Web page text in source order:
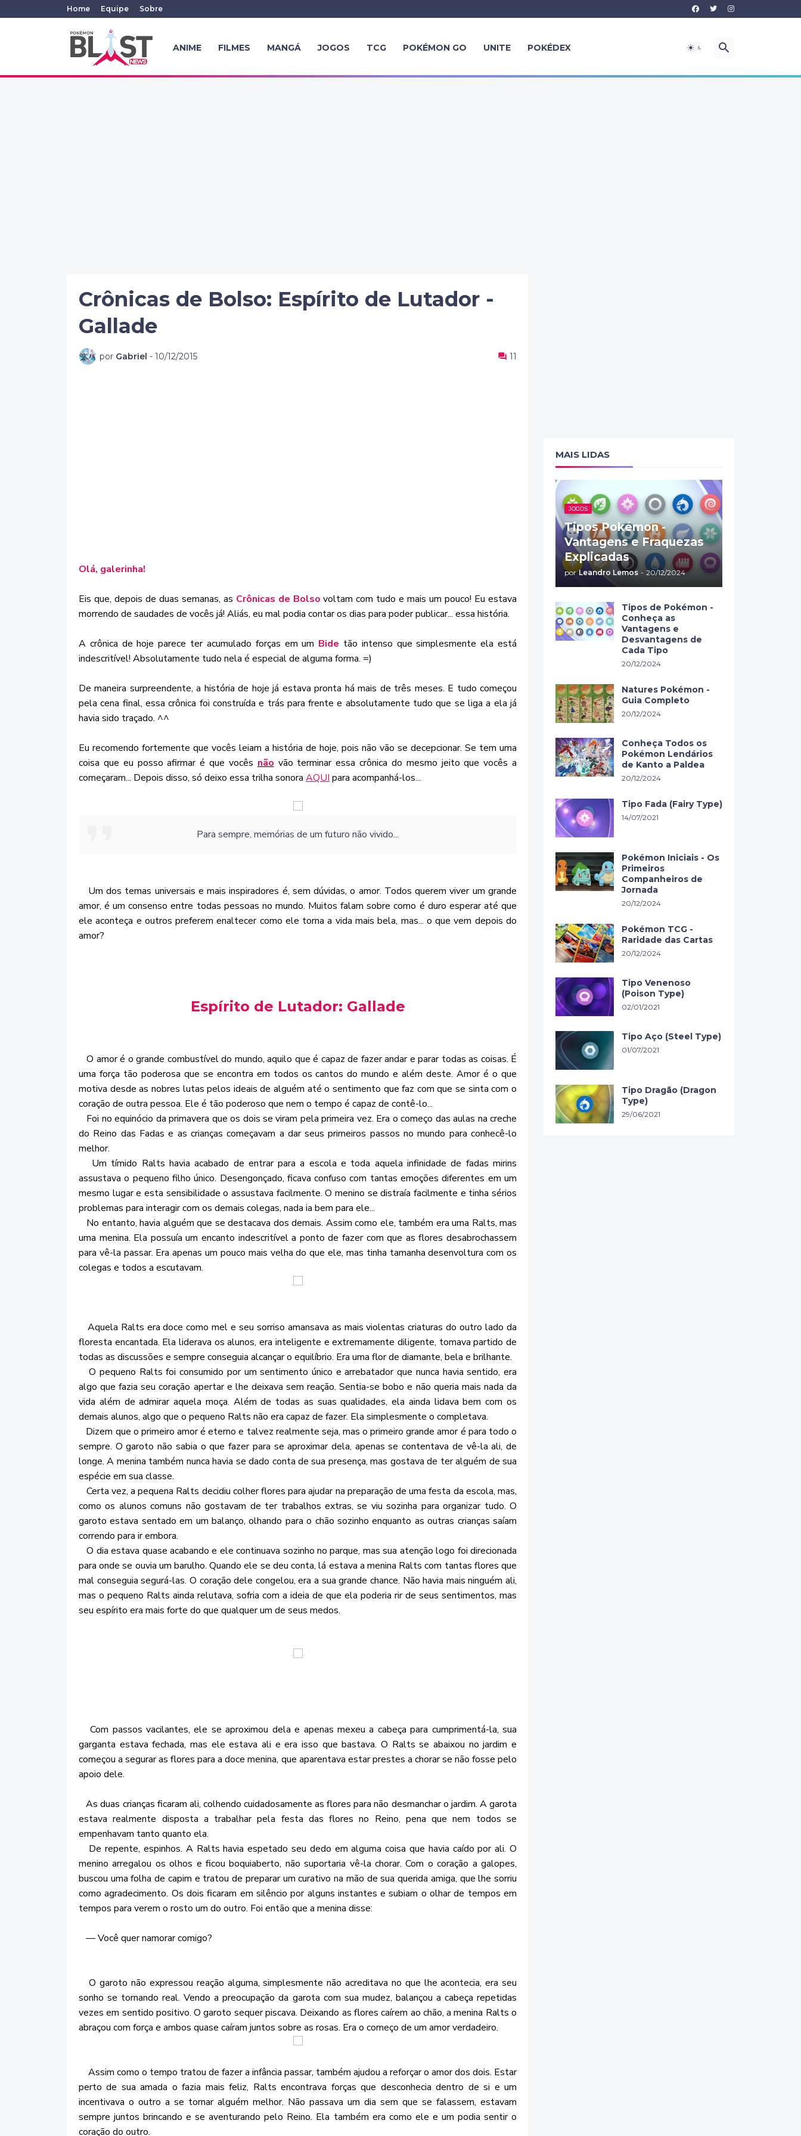
Home Equipe Sobre
ANIME FILMES MANGÁ JOGOS TCG POKÉMON GO UNITE POKÉDEX
Crônicas de Bolso: Espírito de Lutador -
Gallade
por Gabriel - 10/12/2015 11
Olá, galerinha!
Eis que, depois de duas semanas, as Crônicas de Bolso voltam com tudo e mais um pouco! Eu estava
morrendo de saudades de vocês já! Aliás, eu mal podia contar os dias para poder publicar... essa história.
A crônica de hoje parece ter acumulado forças em um Bide tão intenso que simplesmente ela está
indescritível! Absolutamente tudo nela é especial de alguma forma. =)
De maneira surpreendente, a história de hoje já estava pronta há mais de três meses. E tudo começou
pela cena final, essa crônica foi construída e trás para frente e absolutamente tudo que se liga a ela já
havia sido traçado. ^^
Eu recomendo fortemente que vocês leiam a história de hoje, pois não vão se decepcionar. Se tem uma
coisa que eu posso afirmar é que vocês não vão terminar essa crônica do mesmo jeito que vocês a
começaram... Depois disso, só deixo essa trilha sonora AQUI para acompanhá-los...
Para sempre, memórias de um futuro não vivido...
Um dos temas universais e mais inspiradores é, sem dúvidas, o amor. Todos querem viver um grande
amor, é um consenso entre todas pessoas no mundo. Muitos falam sobre como é duro esperar até que
ele aconteça e outros preferem enaltecer como ele torna a vida mais bela, mas... o que vem depois do
amor?
Espírito de Lutador: Gallade
O amor é o grande combustível do mundo, aquilo que é capaz de fazer andar e parar todas as coisas. É
uma força tão poderosa que se encontra em todos os cantos do mundo e além deste. Amor é o que
motiva desde as nobres lutas pelos ideais de alguém até o sentimento que faz com que se sinta com o
coração de outra pessoa. Ele é tão poderoso que nem o tempo é capaz de contê-lo...
Foi no equinócio da primavera que os dois se viram pela primeira vez. Era o começo das aulas na creche
do Reino das Fadas e as crianças começavam a dar seus primeiros passos no mundo para conhecê-lo
melhor.
Um tímido Ralts havia acabado de entrar para a escola e toda aquela infinidade de fadas mirins
assustava o pequeno filho único. Desengonçado, ficava confuso com tantas emoções diferentes em um
mesmo lugar e esta sensibilidade o assustava facilmente. O menino se distraía facilmente e tinha sérios
problemas para interagir com os demais colegas, nada ia bem para ele...
No entanto, havia alguém que se destacava dos demais. Assim como ele, também era uma Ralts, mas
uma menina. Ela possuía um encanto indescritível a ponto de fazer com que as flores desabrochassem
para vê-la passar. Era apenas um pouco mais velha do que ele, mas tinha tamanha desenvoltura com os
colegas e todos a escutavam.
Aquela Ralts era doce como mel e seu sorriso amansava as mais violentas criaturas do outro lado da
floresta encantada. Ela liderava os alunos, era inteligente e extremamente diligente, tomava partido de
todas as discussões e sempre conseguia alcançar o equilíbrio. Era uma flor de diamante, bela e brilhante.
O pequeno Ralts foi consumido por um sentimento único e arrebatador que nunca havia sentido, era
algo que fazia seu coração apertar e lhe deixava sem reação. Sentia-se bobo e não queria mais nada da
vida além de admirar aquela moça. Além de todas as suas qualidades, ela ainda lidava bem com os
demais alunos, algo que o pequeno Ralts não era capaz de fazer. Ela simplesmente o completava.
Dizem que o primeiro amor é eterno e talvez realmente seja, mas o primeiro grande amor é para todo o
sempre. O garoto não sabia o que fazer para se aproximar dela, apenas se contentava de vê-la ali, de
longe. A menina também nunca havia se dado conta de sua presença, mas gostava de ter alguém de sua
espécie em sua classe.
Certa vez, a pequena Ralts decidiu colher flores para ajudar na preparação de uma festa da escola, mas,
como os alunos comuns não gostavam de ter trabalhos extras, se viu sozinha para organizar tudo. O
garoto estava sentado em um balanço, olhando para o chão sozinho enquanto as outras crianças saíam
correndo para ir embora.
O dia estava quase acabando e ele continuava sozinho no parque, mas sua atenção logo foi direcionada
para onde se ouvia um barulho. Quando ele se deu conta, lá estava a menina Ralts com tantas flores que
mal conseguia segurá-las. O coração dele congelou, era a sua grande chance. Não havia mais ninguém ali,
mas o pequeno Ralts ainda relutava, sofria com a ideia de que ela poderia rir de seus sentimentos, mas
seu espírito era mais forte do que qualquer um de seus medos.
Com passos vacilantes, ele se aproximou dela e apenas mexeu a cabeça para cumprimentá-la, sua
garganta estava fechada, mas ele estava ali e era isso que bastava. O Ralts se abaixou no jardim e
começou a segurar as flores para a doce menina, que aparentava estar prestes a chorar se não fosse pelo
apoio dele.
As duas crianças ficaram ali, colhendo cuidadosamente as flores para não desmanchar o jardim. A garota
estava realmente disposta a trabalhar pela festa das flores no Reino, pena que nem todos se
empenhavam tanto quanto ela.
De repente, espinhos. A Ralts havia espetado seu dedo em alguma coisa que havia caído por ali. O
menino arregalou os olhos e ficou boquiaberto, não suportaria vê-la chorar. Com o coração a galopes,
buscou uma folha de capim e tratou de preparar um curativo na mão de sua querida amiga, que lhe sorriu
como agradecimento. Os dois ficaram em silêncio por alguns instantes e subiam o olhar de tempos em
tempos para verem o rosto um do outro. Foi então que a menina disse:
— Você quer namorar comigo?
O garoto não expressou reação alguma, simplesmente não acreditava no que lhe acontecia, era seu
sonho se tornando real. Vendo a preocupação da garota com sua mudez, balançou a cabeça repetidas
vezes em sentido positivo. O garoto sequer piscava. Deixando as flores caírem ao chão, a menina Ralts o
abraçou com força e ambos quase caíram juntos sobre as rosas. Era o começo de um amor verdadeiro.
Assim como o tempo tratou de fazer a infância passar, também ajudou a reforçar o amor dos dois. Estar
perto de sua amada o fazia mais feliz, Ralts encontrava forças que desconhecia dentro de si e um
incentivava o outro a se tornar alguém melhor. Não passava um dia sem que se falassem, estavam
sempre juntos brincando e se aventurando pelo Reino. Ela também era como ele e um podia sentir o
coração do outro.
MAIS LIDAS
JOGOS
Tipos Pokémon -
Vantagens e Fraquezas
Explicadas
por Leandro Lemos - 20/12/2024
Tipos de Pokémon -
Conheça as
Vantagens e
Desvantagens de
Cada Tipo
20/12/2024
Natures Pokémon -
Guia Completo
20/12/2024
Conheça Todos os
Pokémon Lendários
de Kanto a Paldea
20/12/2024
Tipo Fada (Fairy Type)
14/07/2021
Pokémon Iniciais - Os
Primeiros
Companheiros de
Jornada
20/12/2024
Pokémon TCG -
Raridade das Cartas
20/12/2024
Tipo Venenoso
(Poison Type)
02/01/2021
Tipo Aço (Steel Type)
01/07/2021
Tipo Dragão (Dragon
Type)
29/06/2021